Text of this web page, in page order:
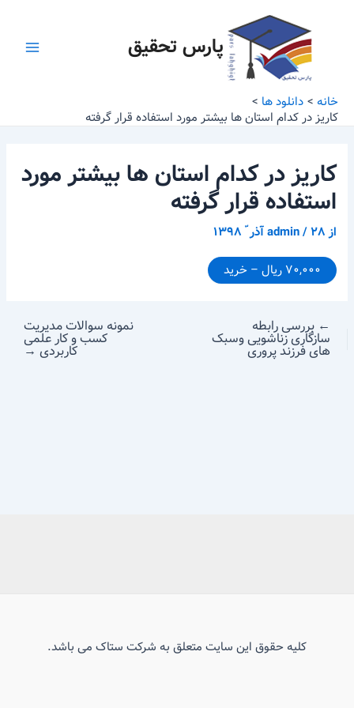
پارس تحقیق
خانه
دانلود ها
کاریز در کدام استان ها بیشتر مورد استفاده قرار گرفته
کاریز در کدام استان ها بیشتر مورد
استفاده قرار گرفته
از admin/۲۸ آذر ّ ۱۳۹۸
۷۰,۰۰۰ ریال – خرید
← بررسی رابطه
سازگاری زناشویی وسبک
های فرزند پروری
نمونه سوالات مدیریت
کسب و کار علمی
کاربردی →
کلیه حقوق این سایت متعلق به شرکت ستاک می باشد.